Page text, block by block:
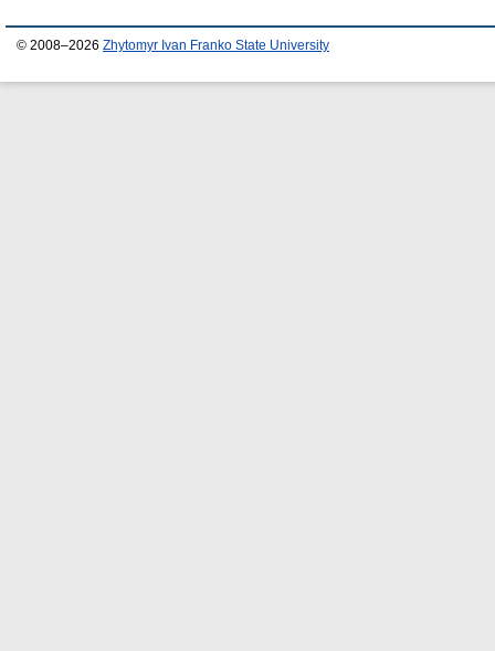
© 2008–2026 Zhytomyr Ivan Franko State University